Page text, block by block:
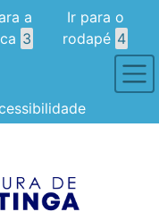
a
3
Ir para o
rodapé 4